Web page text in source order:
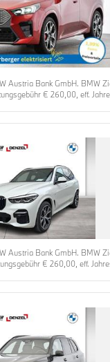
Austria Bank GmbH. BMW
€ 260,00, eff.
Austria Bank GmbH. BMW
€ 260,00, eff.